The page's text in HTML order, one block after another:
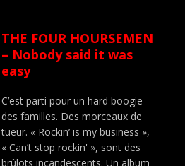
THE FOUR HOURSEMEN
– Nobody said it was
easy
C’est parti pour un hard boogie
des familles. Des morceaux de
tueur. « Rockin’ is my business »,
« Can’t stop rockin' », sont des
brûlots incandescents. Un album